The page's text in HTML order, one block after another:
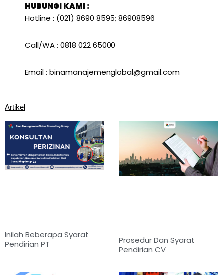
HUBUNGI KAMI :
Hotline : (021) 8690 8595; 86908596
Call/WA : 0818 022 65000
Email : binamanajemenglobal@gmail.com
Artikel
Inilah Beberapa Syarat
Pendirian PT
Prosedur Dan Syarat
Pendirian CV